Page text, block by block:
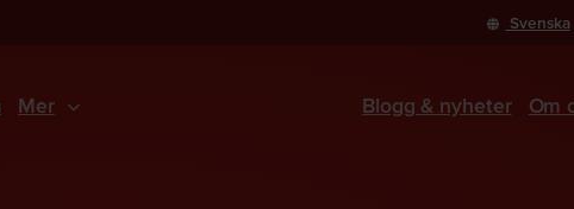
Svenska
Mer Blogg & nyheter Om